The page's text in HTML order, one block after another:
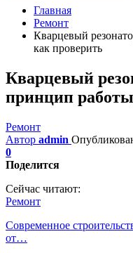
Главная
Ремонт
Кварцевый
как проверить
Кварцевый
принцип
Ремонт
Автор admin
0
Поделится
Сейчас читают:
Ремонт
Современное
от…